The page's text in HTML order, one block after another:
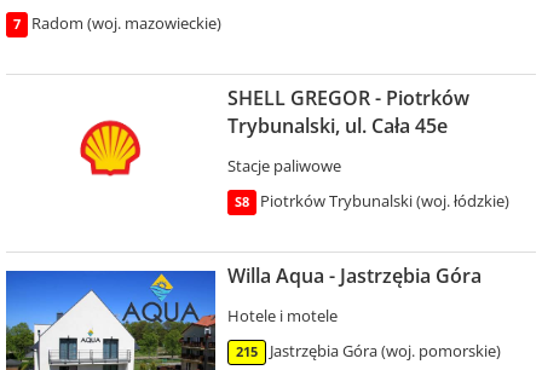
7 Radom (woj. mazowieckie)
SHELL GREGOR - Piotrków
Trybunalski, ul. Cała 45e
Stacje paliwowe
S8 Piotrków Trybunalski (woj. łódzkie)
Willa Aqua - Jastrzębia Góra
Hotele i motele
215
Jastrzębia Góra (woj. pomorskie)